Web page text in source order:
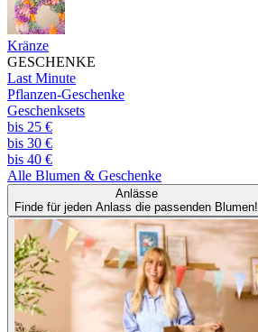
Kränze
GESCHENKE
Last Minute
Pflanzen-Geschenke
Geschenksets
bis 25 €
bis 30 €
bis 40 €
Alle Blumen & Geschenke
Anlässe
Finde für jeden Anlass die passenden Blumen!